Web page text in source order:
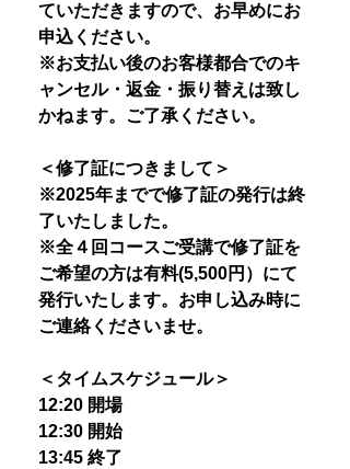
ていただきますので、お早めにお
申込ください。
※お支払い後のお客様都合でのキ
ャンセル・返金・振り替えは致し
かねます。ご了承ください。
＜修了証につきまして＞
※2025年までで修了証の発行は終
了いたしました。
※全４回コースご受講で修了証を
ご希望の方は有料(5,500円）にて
発行いたします。お申し込み時に
ご連絡くださいませ。
＜タイムスケジュール＞
12:20 開場
12:30 開始
13:45 終了